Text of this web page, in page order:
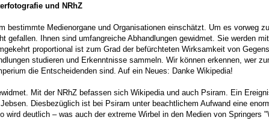
und NRhZ
bestimmte Medienorgane und Organisationen einschätzt. Um es vorweg
gefallen. Ihnen sind umfangreiche Abhandlungen gewidmet. Sie werden
proportional ist zum Grad der befürchteten Wirksamkeit von
studieren und Erkenntnisse sammeln. Wir können erkennen, wer
die Entscheidenden sind. Auf ein Neues: Danke Wikipedia!
Mit der NRhZ befassen sich Wikipedia und auch Psiram. Ein
Diesbezüglich ist bei Psiram unter beachtlichem Aufwand eine
wird deutlich – was auch der extreme Wirbel in den Medien von